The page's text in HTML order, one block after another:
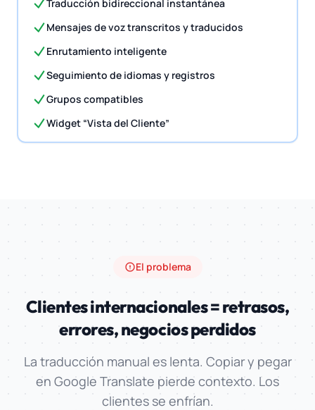
Traducción bidireccional instantánea
Mensajes de voz transcritos y traducidos
Enrutamiento inteligente
Seguimiento de idiomas y registros
Grupos compatibles
Widget “Vista del Cliente”
El problema
Clientes internacionales = retrasos,
errores, negocios perdidos
La traducción manual es lenta. Copiar y pegar
en Google Translate pierde contexto. Los
clientes se enfrían.